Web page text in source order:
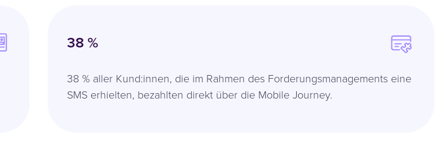
38 %
38 % aller Kund:innen, die im Rahmen des Forderungsmanagements eine
SMS erhielten, bezahlten direkt über die Mobile Journey.